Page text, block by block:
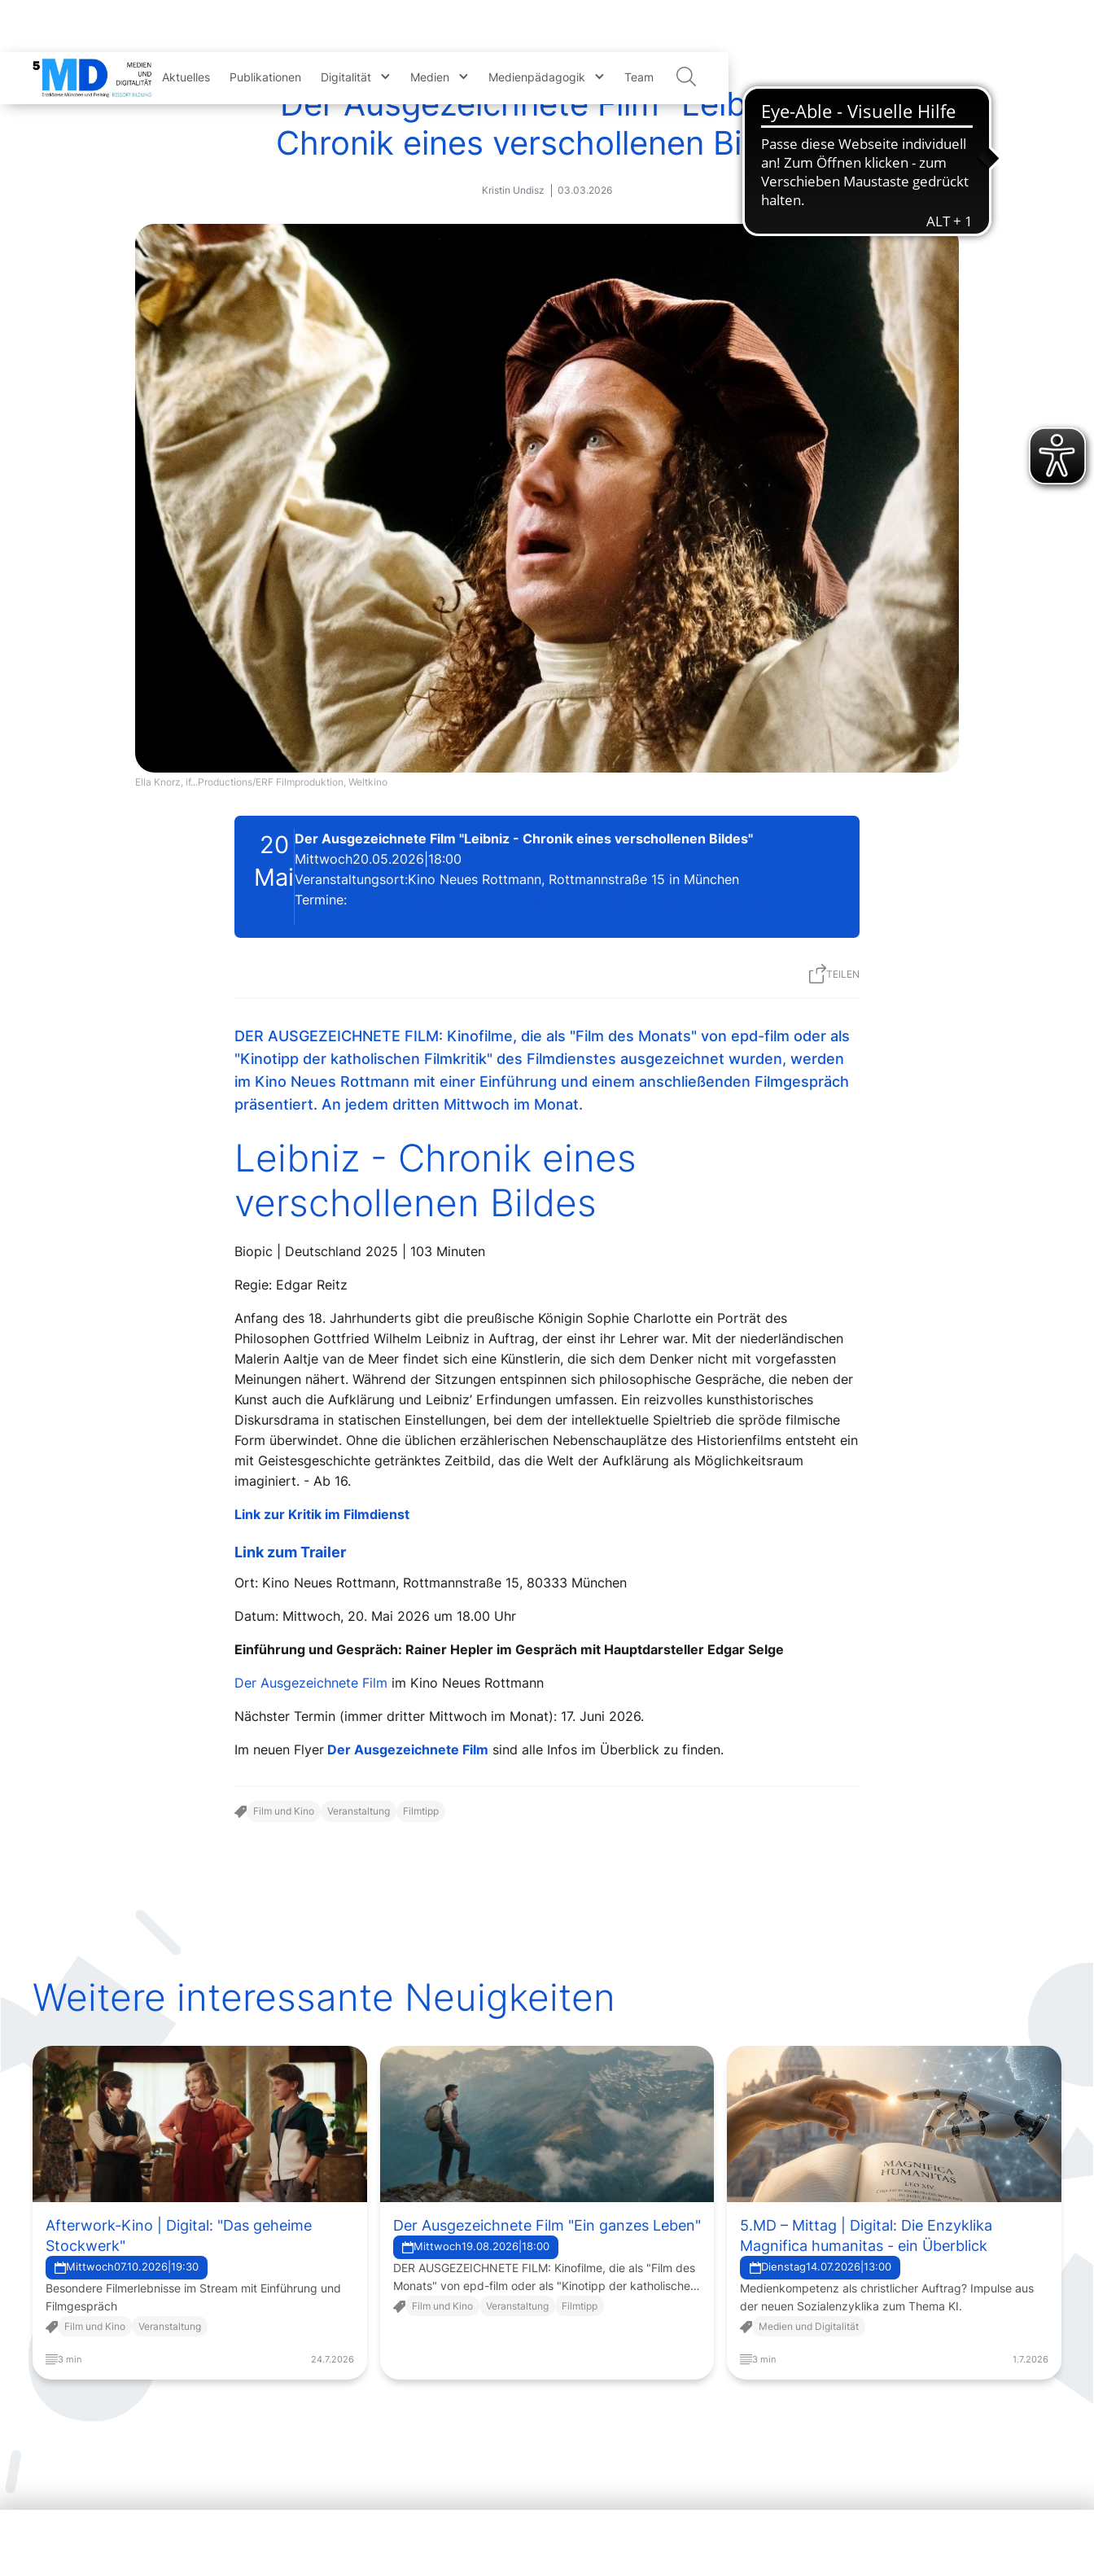
Aktuelles Publikationen Digitalität Medien Medienpädagogik Team
Der Ausgezeichnete Film "Leibniz -
Chronik eines verschollenen Bildes"
Kristin Undisz 03.03.2026
Ella Knorz, if...Productions/ERF Filmproduktion, Weltkino
20
Mai
Der Ausgezeichnete Film "Leibniz - Chronik eines verschollenen Bildes"
Mittwoch20.05.2026 18:00
Veranstaltungsort:Kino Neues Rottmann, Rottmannstraße 15 in München
Termine:
TEILEN
DER AUSGEZEICHNETE FILM: Kinofilme, die als "Film des Monats" von epd-film oder als
"Kinotipp der katholischen Filmkritik" des Filmdienstes ausgezeichnet wurden, werden
im Kino Neues Rottmann mit einer Einführung und einem anschließenden Filmgespräch
präsentiert. An jedem dritten Mittwoch im Monat.
Leibniz - Chronik eines
verschollenen Bildes
Biopic | Deutschland 2025 | 103 Minuten
Regie: Edgar Reitz
Anfang des 18. Jahrhunderts gibt die preußische Königin Sophie Charlotte ein Porträt des
Philosophen Gottfried Wilhelm Leibniz in Auftrag, der einst ihr Lehrer war. Mit der niederländischen
Malerin Aaltje van de Meer findet sich eine Künstlerin, die sich dem Denker nicht mit vorgefassten
Meinungen nähert. Während der Sitzungen entspinnen sich philosophische Gespräche, die neben der
Kunst auch die Aufklärung und Leibniz’ Erfindungen umfassen. Ein reizvolles kunsthistorisches
Diskursdrama in statischen Einstellungen, bei dem der intellektuelle Spieltrieb die spröde filmische
Form überwindet. Ohne die üblichen erzählerischen Nebenschauplätze des Historienfilms entsteht ein
mit Geistesgeschichte getränktes Zeitbild, das die Welt der Aufklärung als Möglichkeitsraum
imaginiert. - Ab 16.
Link zur Kritik im Filmdienst
Link zum Trailer
Ort: Kino Neues Rottmann, Rottmannstraße 15, 80333 München
Datum: Mittwoch, 20. Mai 2026 um 18.00 Uhr
Einführung und Gespräch: Rainer Hepler im Gespräch mit Hauptdarsteller Edgar Selge
Der Ausgezeichnete Film im Kino Neues Rottmann
Nächster Termin (immer dritter Mittwoch im Monat): 17. Juni 2026.
Im neuen Flyer Der Ausgezeichnete Film sind alle Infos im Überblick zu finden.
Film und Kino Veranstaltung Filmtipp
Weitere interessante Neuigkeiten
Afterwork-Kino | Digital: "Das geheime
Stockwerk"
Mittwoch07.10.2026 |19:30
Besondere Filmerlebnisse im Stream mit Einführung und
Filmgespräch
Film und Kino Veranstaltung
3 min 24.7.2026
Der Ausgezeichnete Film "Ein ganzes Leben"
Mittwoch19.08.2026| 18:00
DER AUSGEZEICHNETE FILM: Kinofilme, die als "Film des
Monats" von epd-film oder als "Kinotipp der katholischen
Filmkritik" des Filmdienstes ausgezeichnet wurden oder
Film und Kino Veranstaltung Filmtipp
5.MD – Mittag | Digital: Die Enzyklika
Magnifica humanitas - ein Überblick
Dienstag14.07.2026| 13:00
Medienkompetenz als christlicher Auftrag? Impulse aus
der neuen Sozialenzyklika zum Thema KI.
Medien und Digitalität
3 min 1.7.2026